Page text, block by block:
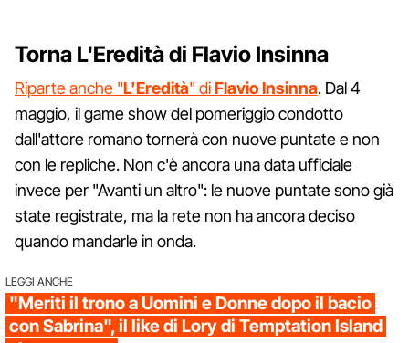
Torna L'Eredità di Flavio Insinna
Riparte anche "L'Eredità" diFlavioInsinna. Dal 4
maggio, il game show del pomeriggio condotto
dall'attore romano tornerà con nuove puntate e non
con le repliche. Non c'è ancora una data ufficiale
invece per "Avanti un altro": le nuove puntate sono già
state registrate, ma la rete non ha ancora deciso
quando mandarle in onda.
LEGGI ANCHE
"Meriti il trono a Uomini e Donne dopo il bacio
con Sabrina", il like di Lory di Temptation Island